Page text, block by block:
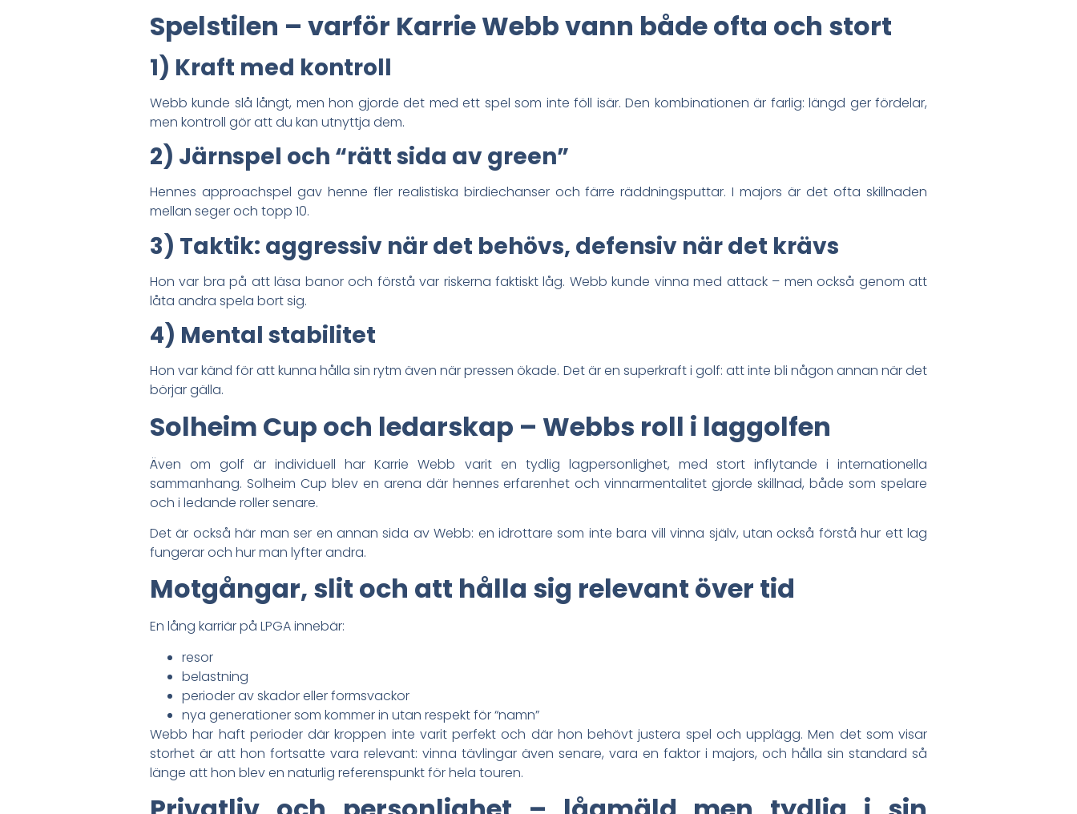
Spelstilen – varför Karrie Webb vann både ofta och stort
1) Kraft med kontroll
Webb kunde slå långt, men hon gjorde det med ett spel som inte föll isär. Den kombinationen är farlig: längd ger fördelar,
men kontroll gör att du kan utnyttja dem.
2) Järnspel och “rätt sida av green”
Hennes approachspel gav henne fler realistiska birdiechanser och färre räddningsputtar. I majors är det ofta skillnaden
mellan seger och topp 10.
3) Taktik: aggressiv när det behövs, defensiv när det krävs
Hon var bra på att läsa banor och förstå var riskerna faktiskt låg. Webb kunde vinna med attack – men också genom att
låta andra spela bort sig.
4) Mental stabilitet
Hon var känd för att kunna hålla sin rytm även när pressen ökade. Det är en superkraft i golf: att inte bli någon annan när det
börjar gälla.
Solheim Cup och ledarskap – Webbs roll i laggolfen
Även om golf är individuell har Karrie Webb varit en tydlig lagpersonlighet, med stort inflytande i internationella
sammanhang. Solheim Cup blev en arena där hennes erfarenhet och vinnarmentalitet gjorde skillnad, både som spelare
och i ledande roller senare.
Det är också här man ser en annan sida av Webb: en idrottare som inte bara vill vinna själv, utan också förstå hur ett lag
fungerar och hur man lyfter andra.
Motgångar, slit och att hålla sig relevant över tid
En lång karriär på LPGA innebär:
resor
belastning
perioder av skador eller formsvackor
nya generationer som kommer in utan respekt för “namn”
Webb har haft perioder där kroppen inte varit perfekt och där hon behövt justera spel och upplägg. Men det som visar
storhet är att hon fortsatte vara relevant: vinna tävlingar även senare, vara en faktor i majors, och hålla sin standard så
länge att hon blev en naturlig referenspunkt för hela touren.